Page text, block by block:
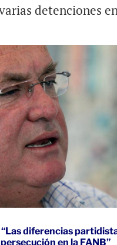
detenciones
“Las diferencias
en la FANB”